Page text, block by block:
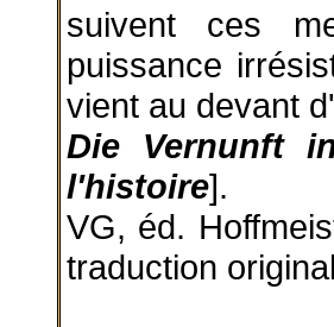
suivent ces
puissance
vient au devant
Die Vernunft
l'histoire].
VG, éd.
traduction